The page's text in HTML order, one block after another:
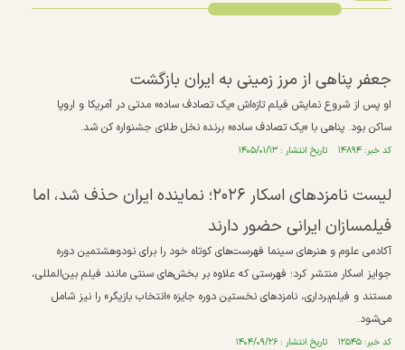
جعفر پناهی از مرز زمینی به ایران بازگشت
او پس از شروع نمایش فیلم تازه‌اش «یک تصادف ساده» مدتی در آمریکا و اروپا
ساکن بود. پناهی با «یک تصادف ساده» برنده نخل طلای جشنواره کن شد.
کد خبر: ۱۴۸۹۴ تاریخ انتشار : ۱۴۰۵/۰۱/۱۳
لیست نامزد‌های اسکار ۲۰۲۶؛ نماینده ایران حذف شد، اما
فیلمسازان ایرانی حضور دارند
آکادمی علوم و هنرهای سینما فهرست‌های کوتاه خود را برای نودوهشتمین دوره
جوایز اسکار منتشر کرد؛ فهرستی که علاوه بر بخش‌های سنتی مانند فیلم بین‌المللی،
مستند و فیلم‌برداری، نامزدهای نخستین دوره جایزه «انتخاب بازیگر» را نیز شامل
می‌شود.
کد خبر: ۱۲۵۴۵ تاریخ انتشار : ۱۴۰۴/۰۹/۲۶